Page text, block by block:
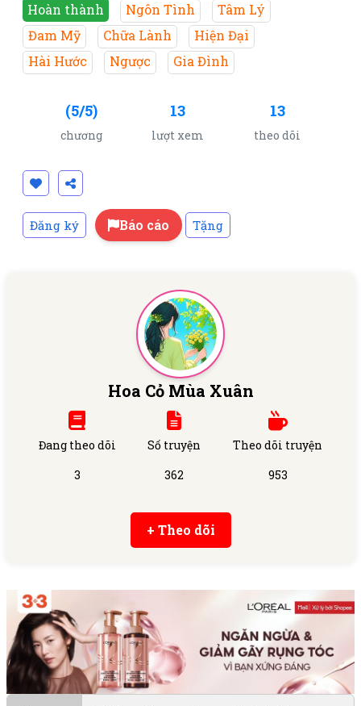
Hoàn thành Ngôn Tình
Tâm Lý
Đam Mỹ
Chữa Lành
Hiện Đại
Hài Hước
Ngược Gia Đình
(5/5)
chương
13
lượt xem
13
theo dõi
Đăng ký Báo cáo Tặng
Hoa Cỏ Mùa Xuân
Đang theo dõi
3
Số truyện
362
Theo dõi truyện
953
+ Theo dõi